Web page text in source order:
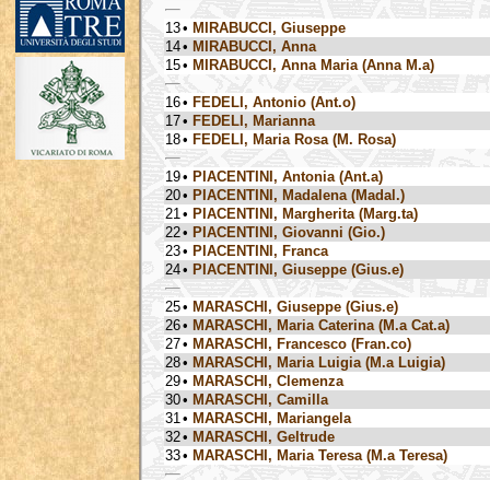
13• MIRABUCCI, Giuseppe
14• MIRABUCCI, Anna
15• MIRABUCCI, Anna Maria (Anna M.a)
16• FEDELI, Antonio (Ant.o)
17• FEDELI, Marianna
18• FEDELI, Maria Rosa (M. Rosa)
19• PIACENTINI, Antonia (Ant.a)
20• PIACENTINI, Madalena (Madal.)
21 • PIACENTINI, Margherita (Marg.ta)
22• PIACENTINI, Giovanni (Gio.)
23• PIACENTINI, Franca
24• PIACENTINI, Giuseppe (Gius.e)
25• MARASCHI, Giuseppe (Gius.e)
26• MARASCHI, Maria Caterina (M.a Cat.a)
27• MARASCHI, Francesco (Fran.co)
28• MARASCHI, Maria Luigia (M.a Luigia)
29• MARASCHI, Clemenza
30• MARASCHI, Camilla
31 • MARASCHI, Mariangela
32• MARASCHI, Geltrude
33• MARASCHI, Maria Teresa (M.a Teresa)